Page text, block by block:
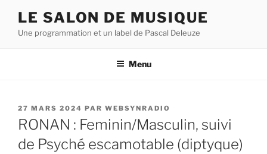
contenu
LE SALON DE MUSIQUE
Une programmation et un label de Pascal Deleuze
Menu
PUBLIÉ
LE
27 MARS 2024 PAR WEBSYNRADIO
RONAN : Feminin/Masculin, suivi
de Psyché escamotable (diptyque)